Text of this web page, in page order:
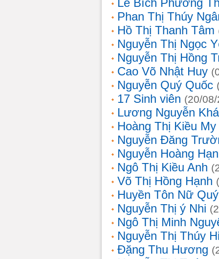
Lê Bích Phương
Phan Thị Thúy
Hồ Thị Thanh Tâm
Nguyễn Thị Ngọc
Nguyễn Thị Hồng
Cao Võ Nhật Huy
Nguyễn Quý Quốc
17 Sinh viên (20/
Lương Nguyễn
Hoàng Thị Kiều My
Nguyễn Đăng
Nguyễn Hoàng
Ngô Thị Kiều Anh
Võ Thị Hồng Hạnh
Huyền Tôn Nữ
Nguyễn Thị ý Nhi
Ngô Thị Minh
Nguyễn Thị Thúy
Đặng Thu Hương